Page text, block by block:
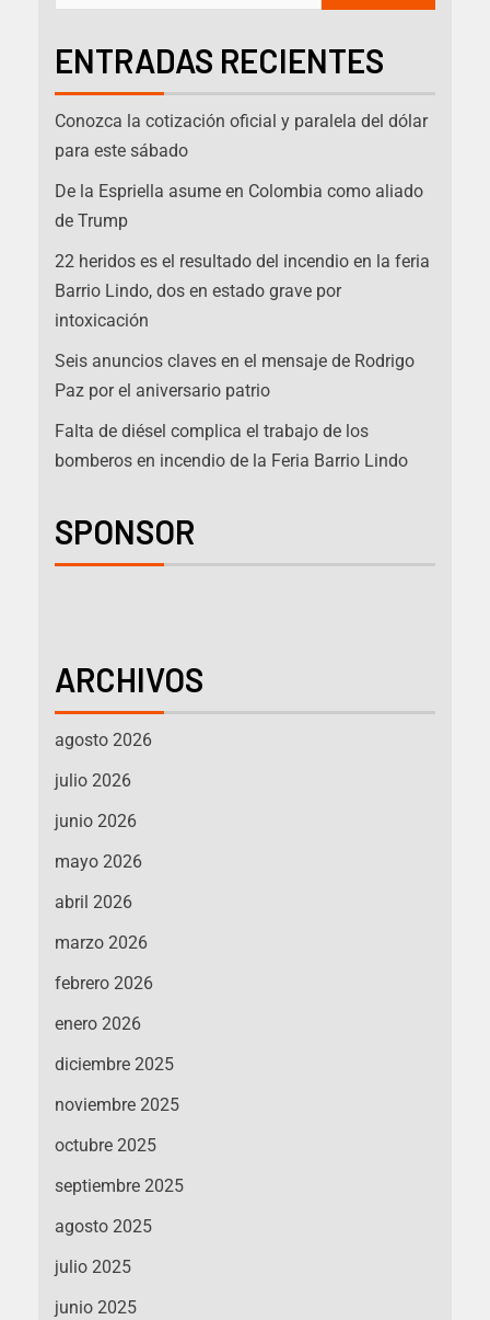
ENTRADAS RECIENTES
Conozca la cotización oficial y paralela del dólar
para este sábado
De la Espriella asume en Colombia como aliado
de Trump
22 heridos es el resultado del incendio en la feria
Barrio Lindo, dos en estado grave por
intoxicación
Seis anuncios claves en el mensaje de Rodrigo
Paz por el aniversario patrio
Falta de diésel complica el trabajo de los
bomberos en incendio de la Feria Barrio Lindo
SPONSOR
ARCHIVOS
agosto 2026
julio 2026
junio 2026
mayo 2026
abril 2026
marzo 2026
febrero 2026
enero 2026
diciembre 2025
noviembre 2025
octubre 2025
septiembre 2025
agosto 2025
julio 2025
junio 2025